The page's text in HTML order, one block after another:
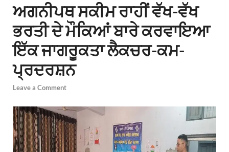
ਅਗਨੀਪਥ ਸਕੀਮ ਰਾਹੀਂ ਵੱਖ-ਵੱਖ
ਭਰਤੀ ਦੇ ਮੌਕਿਆਂ ਬਾਰੇ ਕਰਵਾਇਆ
ਇੱਕ ਜਾਗਰੂਕਤਾ ਲੈਕਚਰ-ਕਮ-
ਪ੍ਰਦਰਸ਼ਨ
Leave a Comment